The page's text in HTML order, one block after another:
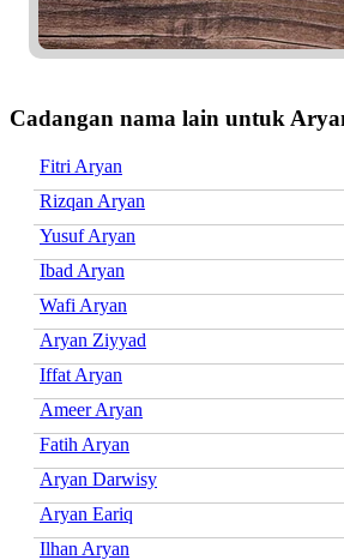
Cadangan nama lain untuk
Fitri Aryan
Rizqan Aryan
Yusuf Aryan
Ibad Aryan
Wafi Aryan
Aryan Ziyyad
Iffat Aryan
Ameer Aryan
Fatih Aryan
Aryan Darwisy
Aryan Eariq
Ilhan Aryan